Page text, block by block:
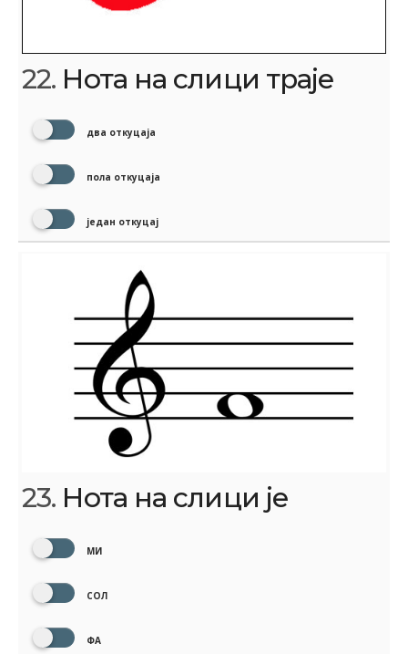
22. Нота на слици траје
два откуцаја
пола откуцаја
један откуцај
23. Нота на слици је
МИ
СОЛ
ФА